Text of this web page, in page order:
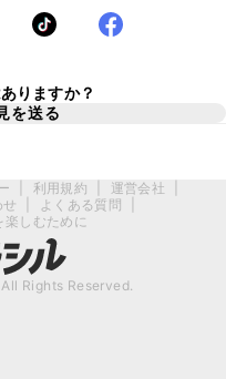
りますか？
を送る
利用規約 運営会社
よくある質問
楽しむために
Rights Reserved.